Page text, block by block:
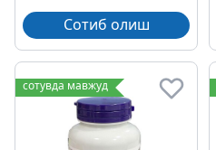
Сотиб олиш
сотувда мавжуд